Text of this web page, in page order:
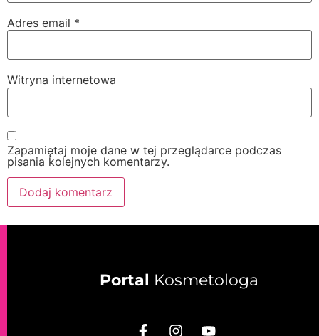
Adres email *
Witryna internetowa
Zapamiętaj moje dane w tej przeglądarce podczas
pisania kolejnych komentarzy.
Portal Kosmetologa